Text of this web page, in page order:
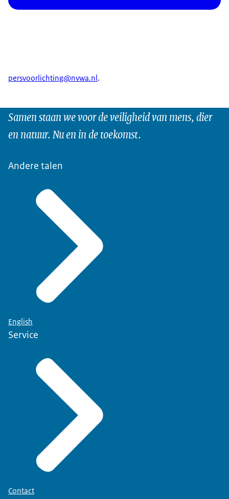
persvoorlichting@nvwa.nl .
Samen staan we voor de veiligheid van mens, dier
en natuur. Nu en in de toekomst.
Andere talen
English
Service
Contact